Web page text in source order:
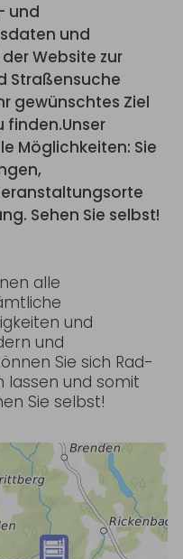
und
und
Website zur
Straßensuche
gewünschtes Ziel
finden.Unser
Möglichkeiten: Sie
Sehen Sie selbst!
alle
und
und
Sie sich Rad-
lassen und somit
Sie selbst!